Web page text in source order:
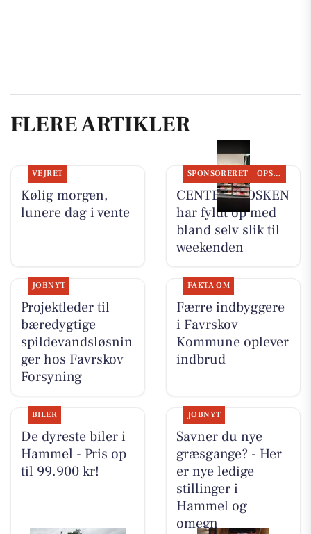
FLERE ARTIKLER
VEJRET
Kølig morgen,
lunere dag i vente
SPONSORERET OPSLAGSTAVLEN
CENTER KIOSKEN
har fyldt op med
bland selv slik til
weekenden
JOBNYT
Projektleder til
bæredygtige
spildevandsløsnin
ger hos Favrskov
Forsyning
FAKTA OM
Færre indbyggere
i Favrskov
Kommune oplever
indbrud
BILER
De dyreste biler i
Hammel - Pris op
til 99.900 kr!
JOBNYT
Savner du nye
græsgange? - Her
er nye ledige
stillinger i
Hammel og
omegn